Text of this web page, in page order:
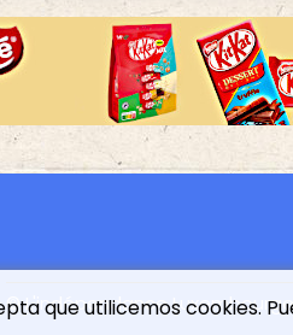
que utilicemos cookies.
© L'indépendance